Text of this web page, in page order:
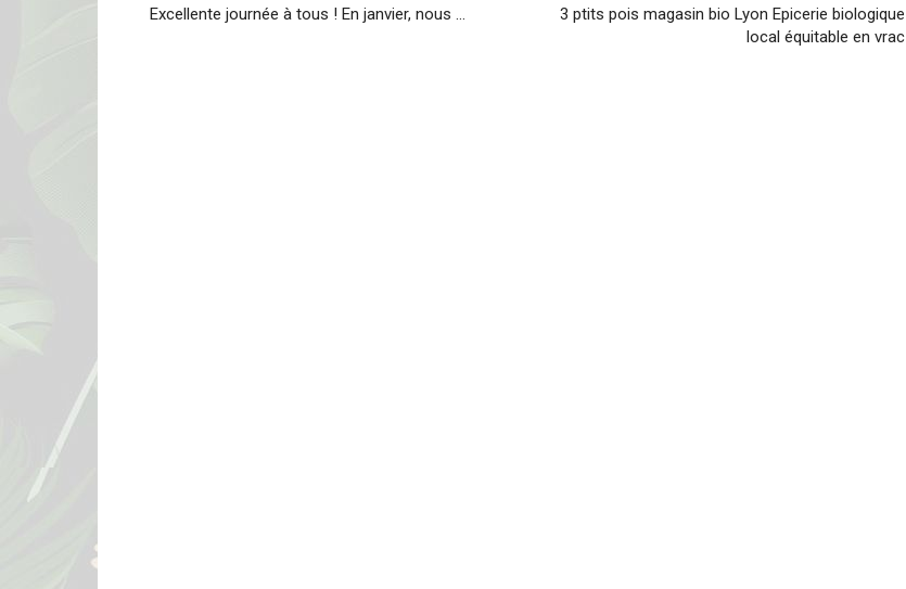
Excellente journée à tous ! En janvier, nous …
3 ptits pois magasin bio Lyon Epicerie biologique
local équitable en vrac